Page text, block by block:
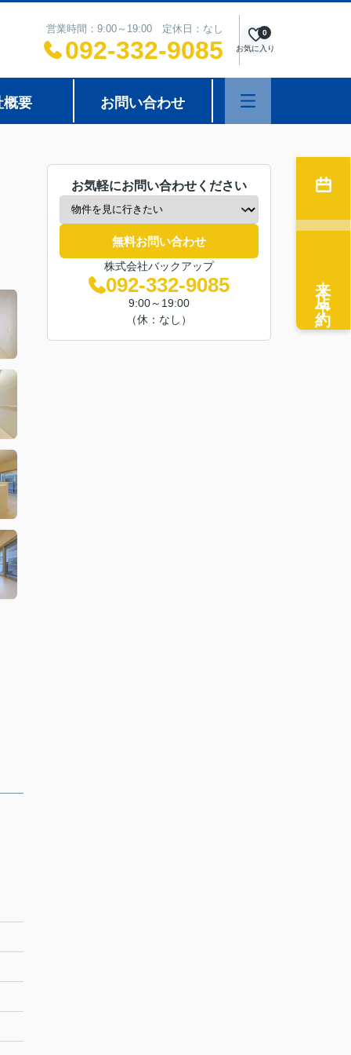
営業時間：9:00～19:00 定休日：なし
092-332-9085 お気に入り
0
概要 お問い合わせ
お気軽にお問い合わせください
無料お問い合わせ
株式会社バックアップ
092-332-9085
9:00～19:00
（休：なし）
来店予約